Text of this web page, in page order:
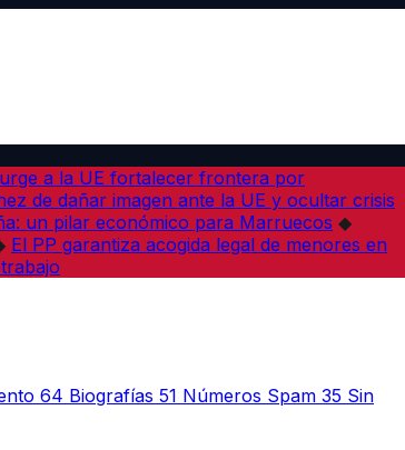
a la UE fortalecer frontera por
de dañar imagen ante la UE y ocultar crisis
un pilar económico para Marruecos ◆
El PP garantiza acogida legal de menores en
64 Biografías 51 Números Spam 35 Sin